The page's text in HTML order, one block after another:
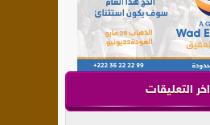
اخر التعليقات